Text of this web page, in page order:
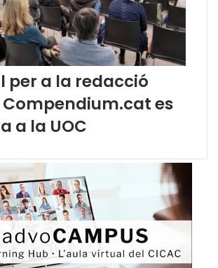
e
s
d
e
u
l
o
per a la redacció
es
a la UOC